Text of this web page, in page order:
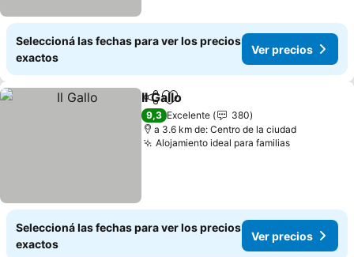
Seleccioná las fechas para ver los precios
exactos
Ver precios
CompartirAñadir a favoritos
Il Gallo
9,3 Excelente
380
a 3.6 km de: Centro de la ciudad
Alojamiento ideal para familias
Seleccioná las fechas para ver los precios
exactos
Ver precios